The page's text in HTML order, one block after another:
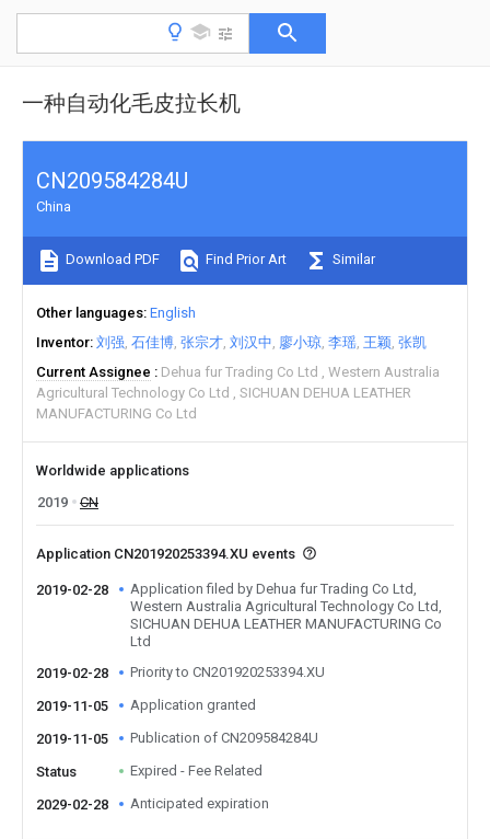
一种自动化毛皮拉长机
CN209584284U
China
Download PDF Find Prior Art Similar
Other languages English
Inventor 刘强 石佳博 张宗才 刘汉中 廖小琼 李瑶 王颖 张凯
Current Assignee
Dehua fur Trading Co Ltd
Western Australia
Agricultural Technology Co Ltd
SICHUAN DEHUA LEATHER
MANUFACTURING Co Ltd
Worldwide applications
2019
CN
Application CN201920253394.XU events
2019-02-28
Application filed by Dehua fur Trading Co Ltd,
Western Australia Agricultural Technology Co Ltd,
SICHUAN DEHUA LEATHER MANUFACTURING Co
Ltd
2019-02-28
Priority to CN201920253394.XU
2019-11-05 Application granted
2019-11-05 Publication of CN209584284U
Status Expired - Fee Related
2029-02-28 Anticipated expiration